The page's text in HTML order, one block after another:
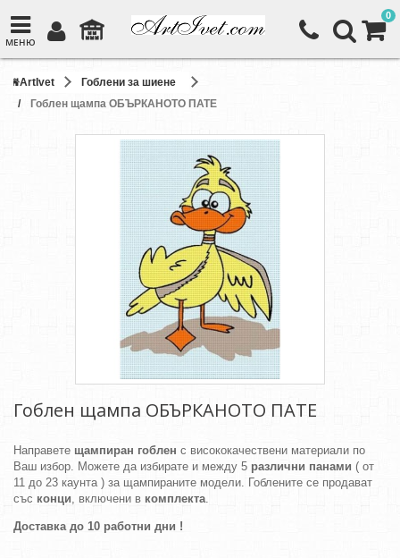
МЕНЮ
0
ArtIvet
Гоблени за шиене
Гоблен щампа ОБЪРКАНОТО ПАТЕ
Гоблен щампа ОБЪРКАНОТО ПАТЕ
Направете щампиран гоблен с висококачествени материали по
Ваш избор. Можете да избирате и между 5 различни панами ( от
11 до 23 каунта ) за щампираните модели. Гоблените се продават
със конци, включени в комплекта.
Доставка до 10 работни дни !